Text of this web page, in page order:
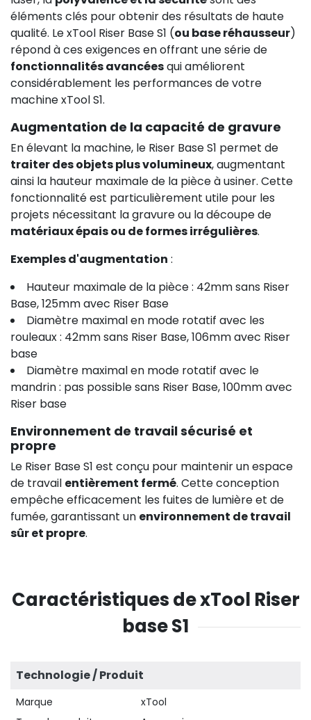
éléments clés pour obtenir des résultats de haute
qualité. Le xTool Riser Base S1 (ou base réhausseur)
répond à ces exigences en offrant une série de
fonctionnalités avancéesqui améliorent
considérablement les performances de votre
machine xTool S1.
Augmentation de la capacité de gravure
En élevant la machine, le Riser Base S1 permet de
traiter des objets plus volumineux, augmentant
ainsi la hauteur maximale de la pièce à usiner. Cette
fonctionnalité est particulièrement utile pour les
projets nécessitant la gravure ou la découpe de
matériaux épais ou de formes irrégulières.
Exemples d'augmentation :
Hauteur maximale de la pièce : 42mm sans Riser
Base, 125mm avec Riser Base
Diamètre maximal en mode rotatif avec les
rouleaux : 42mm sans Riser Base, 106mm avec Riser
base
Diamètre maximal en mode rotatif avec le
mandrin : pas possible sans Riser Base, 100mm avec
Riser base
Environnement de travail sécurisé et
propre
Le Riser Base S1 est conçu pour maintenir un espace
de travail entièrement fermé. Cette conception
empêche efficacement les fuites de lumière et de
fumée, garantissant un environnement de travail
sûr et propre.
Caractéristiques de xTool Riser
base S1
Technologie / Produit
Marque
xTool